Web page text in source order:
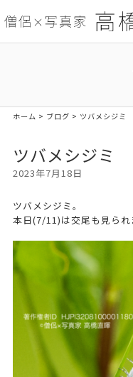
ホーム > ブログ > ツバメシジミ
ツバメシジミ
2023年7月18日
ツバメシジミ。
本日(7/11)は交尾も見られ